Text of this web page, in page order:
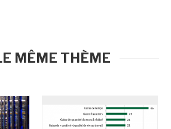
MÊME THÈME